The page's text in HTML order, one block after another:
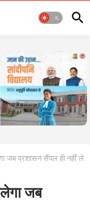
जब प्रशासन सैंपल ही नहीं ले
जब